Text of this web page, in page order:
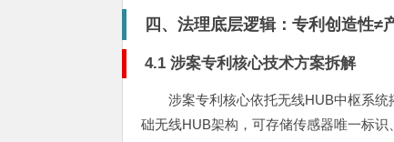
四、法理底层逻辑：专利创造性≠
4.1 涉案专利核心技术方案拆解
涉案专利核心依托无线HUB中枢系
础无线HUB架构，可存储传感器唯一标